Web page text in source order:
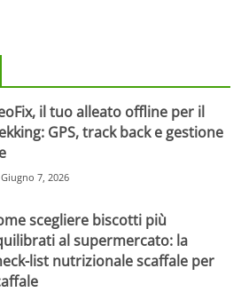
il tuo alleato offline per il
GPS, track back e gestione
Giugno 7, 2026
scegliere biscotti più
al supermercato: la
list nutrizionale scaffale per